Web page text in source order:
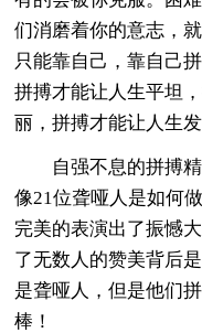
们消磨着你的意志，
只能靠自己，靠自己
拼搏才能让人生平坦
丽，拼搏才能让人生
自强不息的拼搏
像21位聋哑人是如何
完美的表演出了振憾
了无数人的赞美背后
是聋哑人，但是他们
棒！